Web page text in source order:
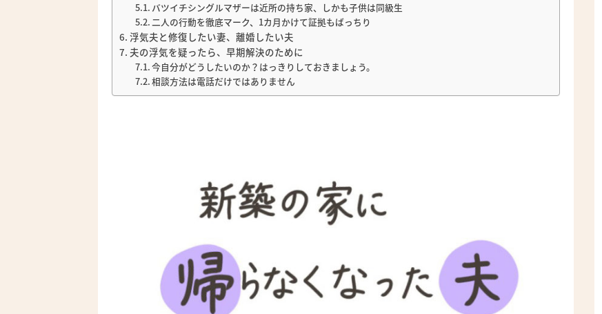
バツイチシングルマザーは近所の持ち家、しかも子供は同級生
二人の行動を徹底マーク、1カ月かけて証拠もばっちり
浮気夫と修復したい妻、離婚したい夫
夫の浮気を疑ったら、早期解決のために
今自分がどうしたいのか？はっきりしておきましょう。
相談方法は電話だけではありません